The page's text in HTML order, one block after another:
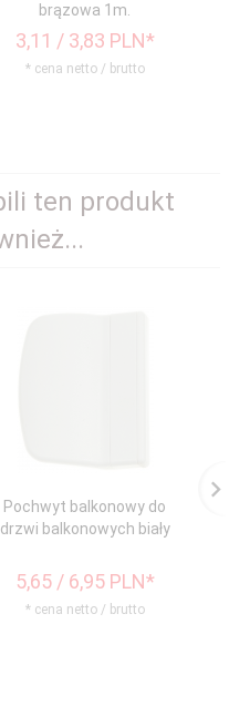
brązowa 1m.
3,11 / 3,83 PLN*
* cena netto / brutto
ten produkt
Pochwyt balkonowy do
drzwi balkonowych biały
5,65 / 6,95 PLN*
* cena netto / brutto